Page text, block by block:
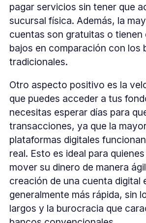
pagar servicios sin tener que
sucursal física. Además, la
cuentas son gratuitas o
bajos en comparación con los
tradicionales.
Otro aspecto positivo es la
que puedes acceder a tus
necesitas esperar días para
transacciones, ya que la
plataformas digitales
real. Esto es ideal para
mover su dinero de manera
creación de una cuenta digital
generalmente más rápida, sin
largos y la burocracia que